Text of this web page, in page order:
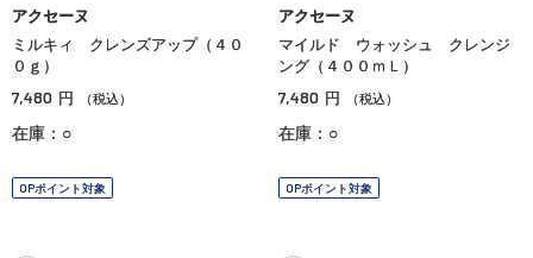
アクセーヌ
ミルキィ クレンズアップ（４０
０ｇ）
7,480 円 （税込）
在庫：○
OPポイント対象
アクセーヌ
マイルド ウォッシュ クレンジ
ング（４００ｍＬ）
7,480 円 （税込）
在庫：○
OPポイント対象